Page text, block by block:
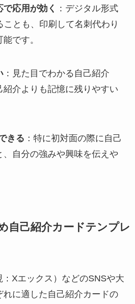
応用が効く
：デジタル形式
とも、印刷して名刺代わり
です。
：見た目でわかる自己紹介
紹介よりも記憶に残りやすい
きる ：特に初対面の際に自己
自分の強みや興味を伝えや
自己紹介カードテンプレ
Xエックス）などのSNSや大
に適した自己紹介カードの